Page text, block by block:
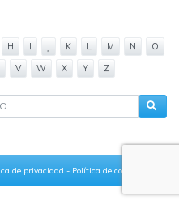
H I J K L M N
O
V W X Y Z
de privacidad - Política de cookies